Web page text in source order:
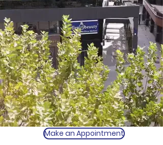
Make an Appointment